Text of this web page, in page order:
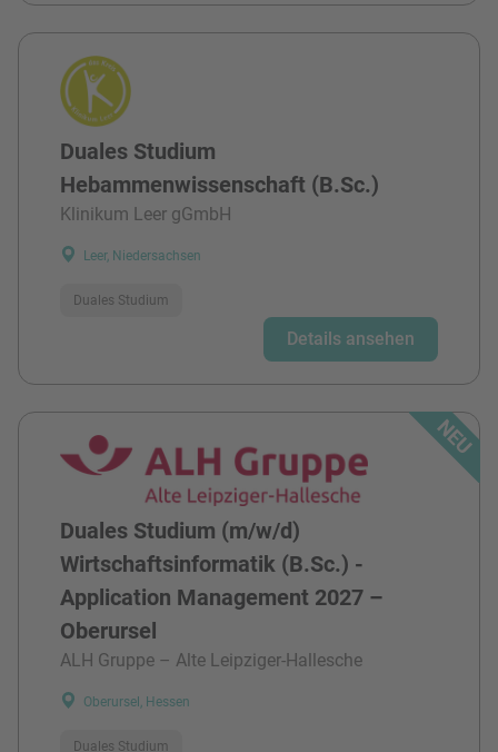
Duales Studium
Hebammenwissenschaft (B.Sc.)
Klinikum Leer gGmbH
Leer, Niedersachsen
Duales Studium
Details ansehen
Duales Studium (m/w/d)
Wirtschaftsinformatik (B.Sc.) -
Application Management 2027 –
Oberursel
ALH Gruppe – Alte Leipziger-Hallesche
Oberursel, Hessen
Duales Studium